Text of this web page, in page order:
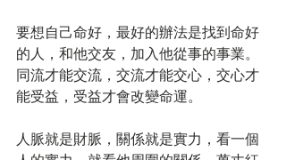
要想自己命好，最好的辦法是找到命好
的人，和他交友，加入他從事的事業。
同流才能交流，交流才能交心，交心才
能受益，受益才會改變命運。
人脈就是財脈，關係就是實力，看一個